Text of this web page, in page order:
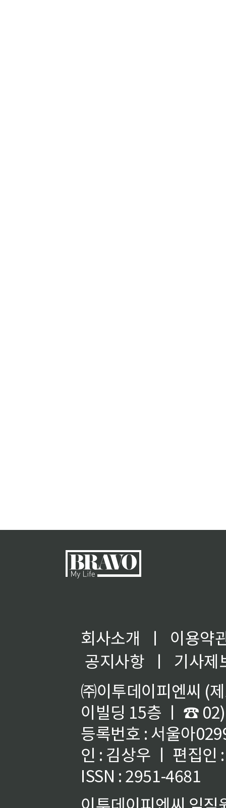
회사소개 ㅣ
이용약
공지사항
ㅣ
기사제
㈜이투데이피엔씨 (
이빌딩 15층 ㅣ ☎
등록번호 : 서울아
인 : 김상우 ㅣ 편집인
ISSN : 2951-4681